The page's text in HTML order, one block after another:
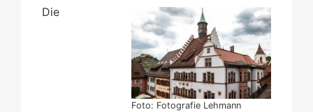
Foto: Fotografie Lehmann
Die